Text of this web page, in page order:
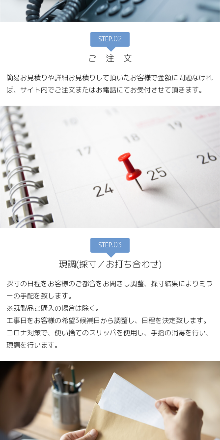
STEP.02
ご 注 文
簡易お見積りや詳細お見積りして頂いたお客様で金額に問題なけれ
ば、サイト内でご注文またはお電話にてお受付させて頂きます。
STEP.03
現調(採寸／お打ち合わせ)
採寸の日程をお客様のご都合をお聞きし調整、採寸結果によりミラ
ーの手配を致します。
※既製品ご購入の場合は除く。
工事日をお客様の希望3候補日から調整し、日程を決定致します。
コロナ対策で、使い捨てのスリッパを使用し、手指の消毒を行い、
現調を行います。